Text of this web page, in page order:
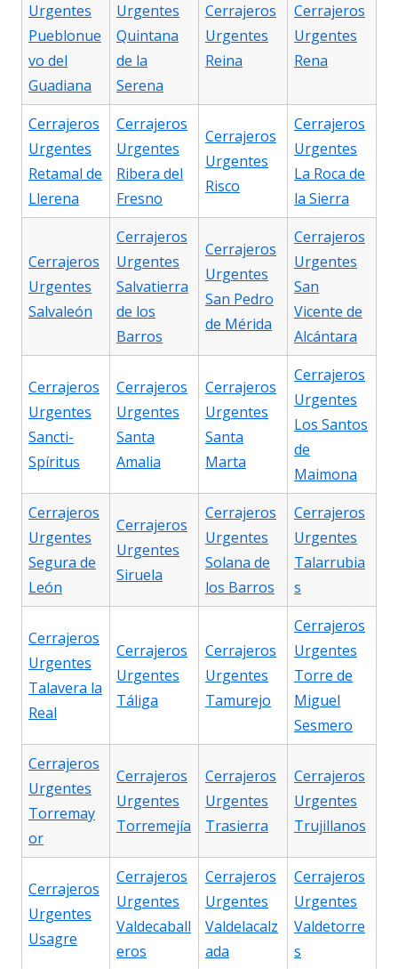
Urgentes
Pueblonue
vo del
Guadiana
Urgentes
Quintana
de la
Serena
Cerrajeros
Urgentes
Reina
Cerrajeros
Urgentes
Rena
Cerrajeros
Urgentes
Retamal de
Llerena
Cerrajeros
Urgentes
Ribera del
Fresno
Cerrajeros
Urgentes
Risco
Cerrajeros
Urgentes
La Roca de
la Sierra
Cerrajeros
Urgentes
Salvaleón
Cerrajeros
Urgentes
Salvatierra
de los
Barros
Cerrajeros
Urgentes
San Pedro
de Mérida
Cerrajeros
Urgentes
San
Vicente de
Alcántara
Cerrajeros
Urgentes
Sancti-
Spíritus
Cerrajeros
Urgentes
Santa
Amalia
Cerrajeros
Urgentes
Santa
Marta
Cerrajeros
Urgentes
Los Santos
de
Maimona
Cerrajeros
Urgentes
Segura de
León
Cerrajeros
Urgentes
Siruela
Cerrajeros
Urgentes
Solana de
los Barros
Cerrajeros
Urgentes
Talarrubia
s
Cerrajeros
Urgentes
Talavera la
Real
Cerrajeros
Urgentes
Táliga
Cerrajeros
Urgentes
Tamurejo
Cerrajeros
Urgentes
Torre de
Miguel
Sesmero
Cerrajeros
Urgentes
Torremay
or
Cerrajeros
Urgentes
Torremejía
Cerrajeros
Urgentes
Trasierra
Cerrajeros
Urgentes
Trujillanos
Cerrajeros
Urgentes
Usagre
Cerrajeros
Urgentes
Valdecaball
eros
Cerrajeros
Urgentes
Valdelacalz
ada
Cerrajeros
Urgentes
Valdetorre
s